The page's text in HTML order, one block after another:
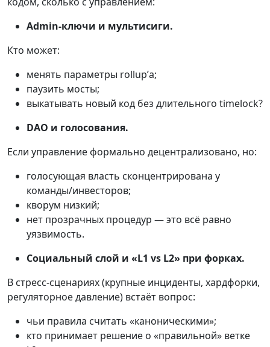
Admin-ключи и мультисиги.
Кто может:
менять параметры rollup’а;
паузить мосты;
выкатывать новый код без длительного timelock?
DAO и голосования.
Если управление формально децентрализовано, но:
голосующая власть сконцентрирована у
команды/инвесторов;
кворум низкий;
нет прозрачных процедур — это всё равно
уязвимость.
Социальный слой и «L1 vs L2» при форках.
В стресс-сценариях (крупные инциденты, хардфорки,
регуляторное давление) встаёт вопрос:
чьи правила считать «каноническими»;
кто принимает решение о «правильной» ветке